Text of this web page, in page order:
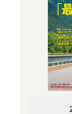
合成皮革反射素